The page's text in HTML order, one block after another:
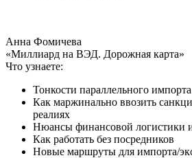
Анна Фомичева
«Миллиард на ВЭД. Дорожная карта»
Что узнаете:
Тонкости параллельного импорта
Как маржинально ввозить
реалиях
Нюансы финансовой логистики
Как работать без посредников
Новые маршруты для импорта/